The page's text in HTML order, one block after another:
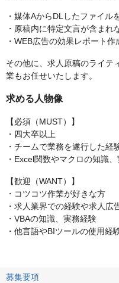
・媒体AからDLしたファイ
・原稿内に特定文言が含ま
・WEB広告の効果レポート作
その他に、求人原稿のライテ
業もお任せいたします。
求める人物像
【必須（MUST）】
・四大卒以上
・チームで業務を遂行した経
・Excel関数やマクロの知識
【歓迎（WANT）】
・コツコツ作業が好きな方
・求人業界での経験や求人
・VBAの知識、実務経験
・他言語やBIツールの使用経
募集要項